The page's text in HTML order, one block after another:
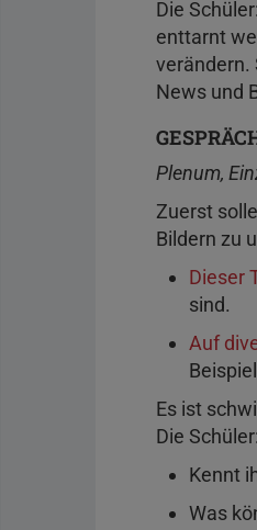
Die
enttarnt
verändern.
News und
Plenum,
Zuerst
Bildern zu
Dieser
sind.
Auf
Es ist
Die
Kennt
Was